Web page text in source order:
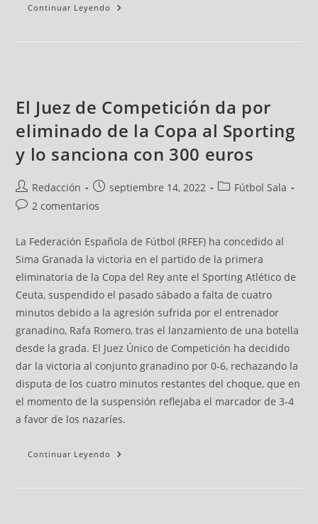
Continuar Leyendo
El Juez de Competición da por
eliminado de la Copa al Sporting
y lo sanciona con 300 euros
Redacción septiembre 14, 2022
Fútbol Sala
2 comentarios
La Federación Española de Fútbol (RFEF) ha concedido al
Sima Granada la victoria en el partido de la primera
eliminatoria de la Copa del Rey ante el Sporting Atlético de
Ceuta, suspendido el pasado sábado a falta de cuatro
minutos debido a la agresión sufrida por el entrenador
granadino, Rafa Romero, tras el lanzamiento de una botella
desde la grada. El Juez Único de Competición ha decidido
dar la victoria al conjunto granadino por 0-6, rechazando la
disputa de los cuatro minutos restantes del choque, que en
el momento de la suspensión reflejaba el marcador de 3-4
a favor de los nazaríes.
Continuar Leyendo